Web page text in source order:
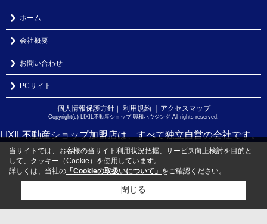
ホーム
会社概要
お問い合わせ
PCサイト
個人情報保護方針｜ 利用規約 ｜アクセスマップ
Copyright(c) LIXIL不動産ショップ 興和ハウジング All rights reserved.
LIXIL不動産ショップ加盟店は、すべて独立自営の会社です。
当サイトでは、お客様の当サイト利用状況把握、サービス向上検討を目的と
して、クッキー（Cookie）を使用しています。
詳しくは、当社の 「Cookieの取扱いについて」 をご確認ください。
閉じる